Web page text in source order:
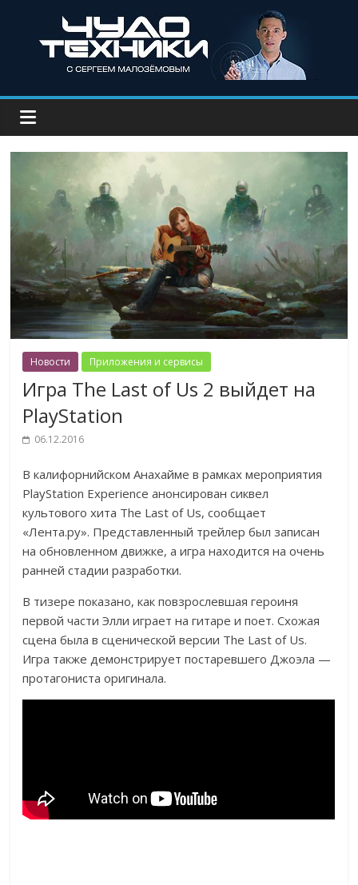
Новости Приложения и сервисы
Игра The Last of Us 2 выйдет на
PlayStation
06.12.2016
В калифорнийском Анахайме в рамках мероприятия
PlayStation Experience анонсирован сиквел
культового хита The Last of Us, сообщает
«Лента.ру». Представленный трейлер был записан
на обновленном движке, а игра находится на очень
ранней стадии разработки.
В тизере показано, как повзрослевшая героиня
первой части Элли играет на гитаре и поет. Схожая
сцена была в сценической версии The Last of Us.
Игра также демонстрирует постаревшего Джоэла —
протагониста оригинала.